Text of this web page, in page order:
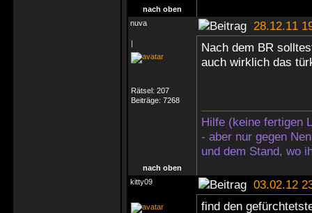
nach oben
nuva
28.12.11
|
Rätsel: 207
Beiträge: 7268
Nach dem BR
auch wirklich das
Hilfe (keine fertigen
- aber nur gegen
und dem Stand, wo
nach oben
kitty09
03.02.12
find den